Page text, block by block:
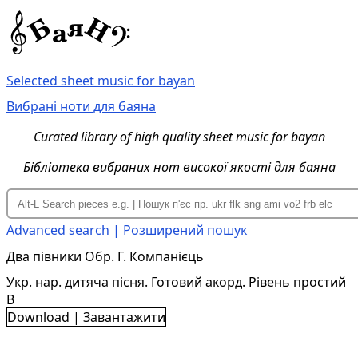
Selected sheet music for bayan
Вибрані ноти для баяна
Curated library of high quality sheet music for bayan
Бібліотека вибраних нот високої якості для баяна
Advanced search | Розширений пошук
Два півники Обр. Г. Компанієць
Укр. нар. дитяча пісня. Готовий акорд. Рівень простий
B
Download | Завантажити